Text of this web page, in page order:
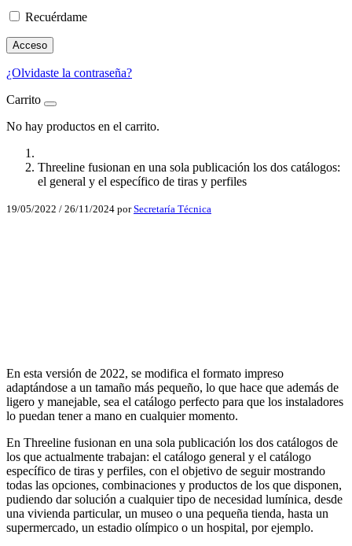
Recuérdame
Acceso
¿Olvidaste la contraseña?
Carrito
No hay productos en el carrito.
Threeline fusionan en una sola publicación los dos catálogos:
el general y el específico de tiras y perfiles
19/05/2022 / 26/11/2024 porSecretaría Técnica
WhatsApp
En esta versión de 2022, se modifica el formato impreso
adaptándose a un tamaño más pequeño, lo que hace que además de
ligero y manejable, sea el catálogo perfecto para que los instaladores
lo puedan tener a mano en cualquier momento.
En Threeline fusionan en una sola publicación los dos catálogos de
los que actualmente trabajan: el catálogo general y el catálogo
específico de tiras y perfiles, con el objetivo de seguir mostrando
todas las opciones, combinaciones y productos de los que disponen,
pudiendo dar solución a cualquier tipo de necesidad lumínica, desde
una vivienda particular, un museo o una pequeña tienda, hasta un
supermercado, un estadio olímpico o un hospital, por ejemplo.